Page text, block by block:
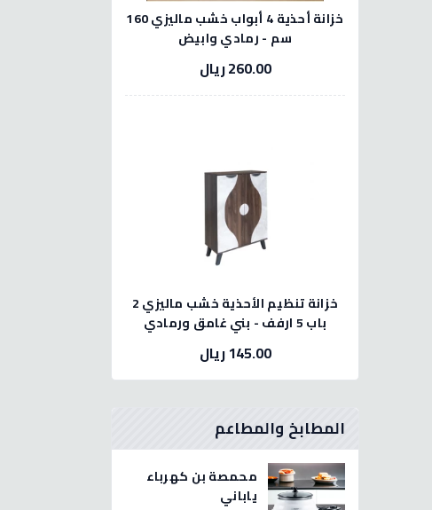
خزانة أحذية 4 أبواب خشب ماليزي 160
سم - رمادي وابيض
260.00 ريال
خزانة تنظيم الأحذية خشب ماليزي 2
باب 5 ارفف - بني غامق ورمادي
145.00 ريال
المطابخ والمطاعم
محمصة بن كهرباء
ياباني